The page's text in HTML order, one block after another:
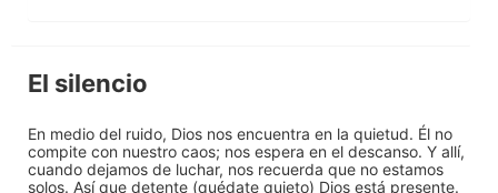
El silencio
En medio del ruido, Dios nos encuentra en la quietud. Él no
compite con nuestro caos; nos espera en el descanso. Y allí,
cuando dejamos de luchar, nos recuerda que no estamos
solos. Así que detente (quédate quieto) Dios está presente.